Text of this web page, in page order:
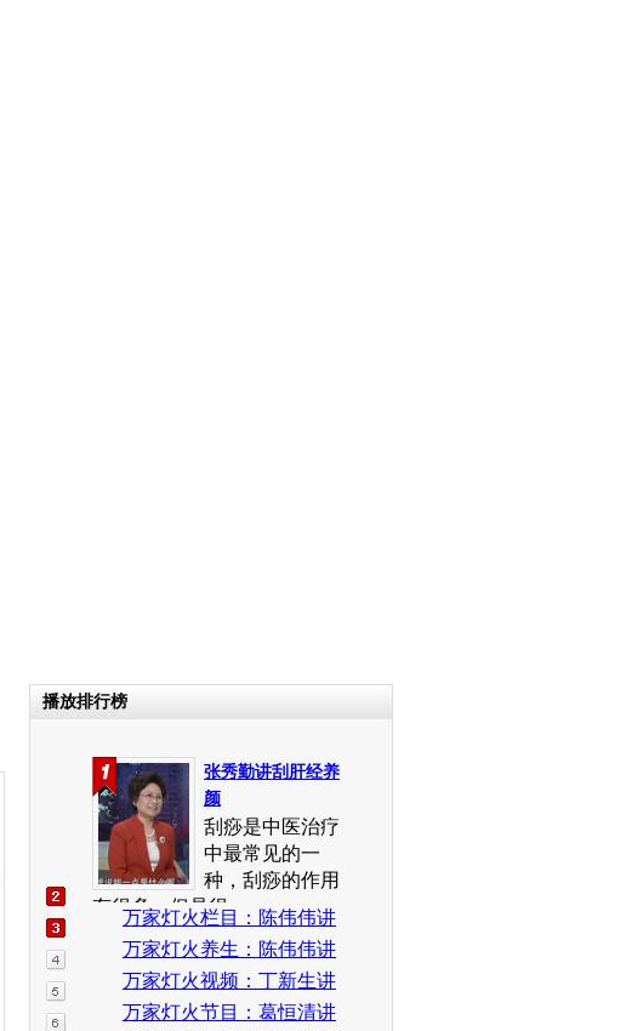
播放排行榜
张秀勤讲刮肝经养
颜
刮痧是中医治疗
中最常见的一
种，刮痧的作用
有很多，但是很...
万家灯火栏目：陈伟伟讲
高血压看病误区
万家灯火养生：陈伟伟讲
警惕夜间高血压
万家灯火视频：丁新生讲
爱忘事警惕痴呆
万家灯火节目：葛恒清讲